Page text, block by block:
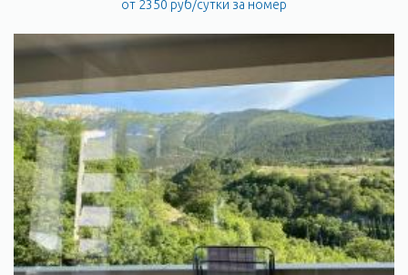
от 2350 руб/сутки за номер